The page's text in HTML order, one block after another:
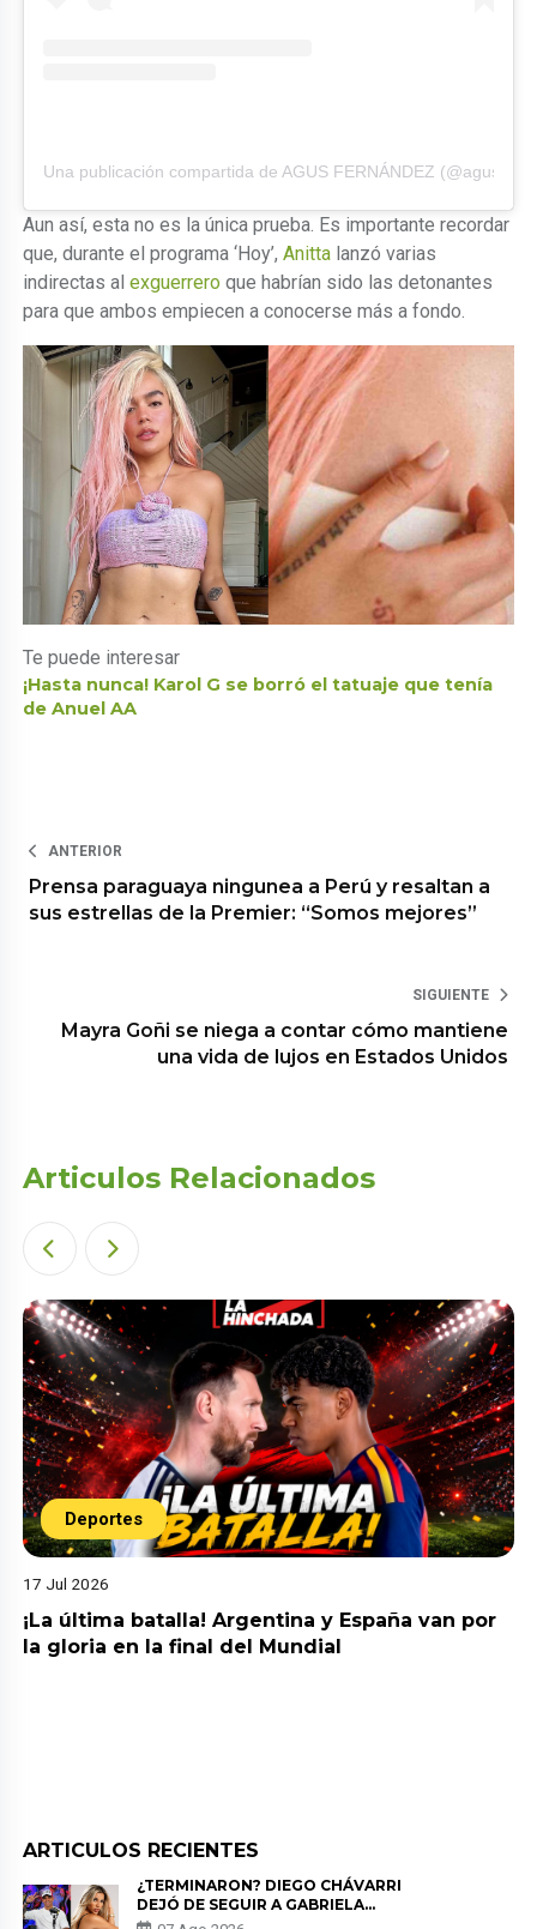
Una publicación compartida de AGUS FERNÁNDE️Z
Aun así, esta no es la única prueba. Es importante recordar
que, durante el programa ‘Hoy’,Anitta lanzó varias
indirectas alexguerrero que habrían sido las detonantes
para que ambos empiecen a conocerse más a fondo.
Te puede interesar
¡Hasta nunca! Karol G se borró el tatuaje que tenía
de Anuel AA
ANTERIOR
Prensa paraguaya ningunea a Perú y resaltan a
sus estrellas de la Premier: “Somos mejores”
SIGUIENTE
Mayra Goñi se niega a contar cómo mantiene
una vida de lujos en Estados Unidos
Articulos Relacionados
Deportes
17 Jul 2026
¡La última batalla! Argentina y España van por
la gloria en la final del Mundial
ARTICULOS RECIENTES
¿TERMINARON? DIEGO CHÁVARRI
DEJÓ DE SEGUIR A GABRIELA
HERRERA Y ANUNCIA SU SALIDA